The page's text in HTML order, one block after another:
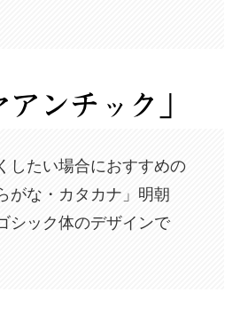
したい場合におすすめの
がな・カタカナ」明朝
シック体のデザインで